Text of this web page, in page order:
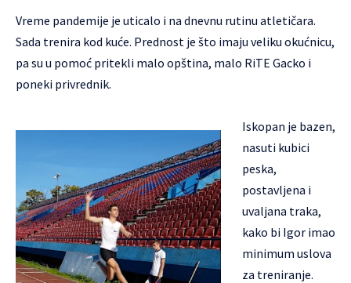
Vreme pandemije je uticalo i na dnevnu rutinu atletičara.
Sada trenira kod kuće. Prednost je što imaju veliku okućnicu,
pa su u pomoć pritekli malo opština, malo RiTE Gacko i
poneki privrednik.
Iskopan je bazen,
nasuti kubici
peska,
postavljena i
uvaljana traka,
kako bi Igor imao
minimum uslova
za treniranje.